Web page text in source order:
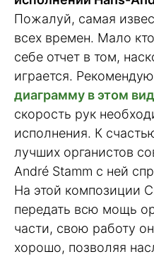
Пожалуй, самая
всех времен. Мало
себе отчет в том,
играется.
диаграмму в этом
скорость рук
исполнения. К
лучших органистов
André Stamm с ней
На этой композиции
передать всю мощь
части, свою работу
хорошо, позволяя